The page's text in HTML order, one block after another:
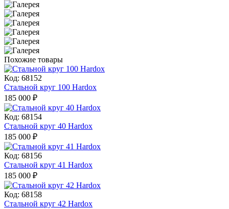
Похожие товары
Код: 68152
Стальной круг 100 Hardox
185 000 ₽
Код: 68154
Стальной круг 40 Hardox
185 000 ₽
Код: 68156
Стальной круг 41 Hardox
185 000 ₽
Код: 68158
Стальной круг 42 Hardox